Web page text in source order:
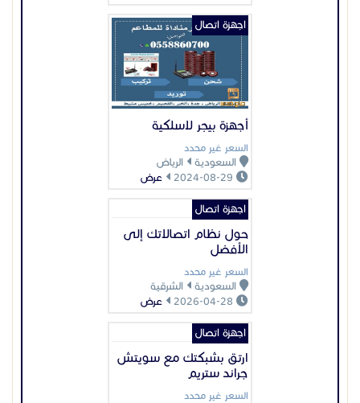
أجهزة بيجر لاسلكية
السعر غير محدد
السعودية
الرياض
عرض
اجهزة اتصال
حول نظام اتصالاتك إلى
الأفضل
السعر غير محدد
السعودية
الشرقية
عرض
اجهزة اتصال
ارتق بشبكتك مع سويتش
جراند ستريم
السعر غير محدد
اجهزة اتصال